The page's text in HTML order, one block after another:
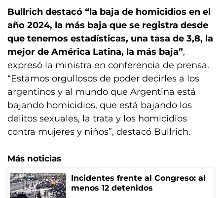
Bullrich destacó “la baja de homicidios en el
año 2024, la más baja que se registra desde
que tenemos estadísticas, una tasa de 3,8, la
mejor de América Latina, la más baja”,
expresó la ministra en conferencia de prensa.
“Estamos orgullosos de poder decirles a los
argentinos y al mundo que Argentina está
bajando homicidios, que está bajando los
delitos sexuales, la trata y los homicidios
contra mujeres y niños”, destacó Bullrich.
Más noticias
Incidentes frente al Congreso: al
menos 12 detenidos